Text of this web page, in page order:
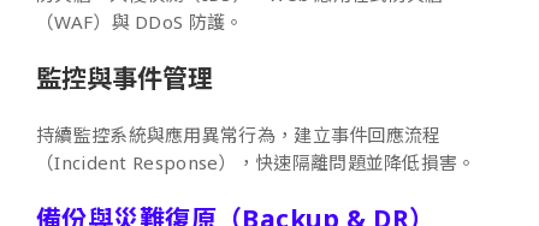
（WAF）與 DDoS 防護。
監控與事件管理
持續監控系統與應用異常行為，建立事件回應流程
（Incident Response），快速隔離問題並降低損害。
備份與災難復原（Backup & DR）